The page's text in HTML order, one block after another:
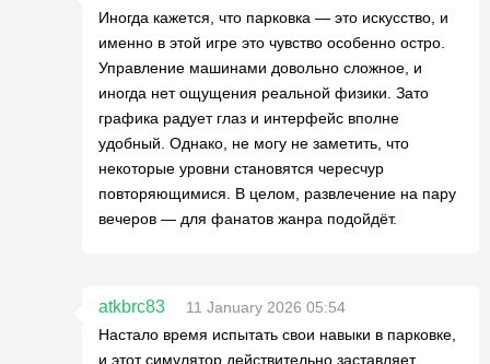
Иногда кажется, что парковка — это искусство, и
именно в этой игре это чувство особенно остро.
Управление машинами довольно сложное, и
иногда нет ощущения реальной физики. Зато
графика радует глаз и интерфейс вполне
удобный. Однако, не могу не заметить, что
некоторые уровни становятся чересчур
повторяющимися. В целом, развлечение на пару
вечеров — для фанатов жанра подойдёт.
atkbrc83
11 January 2026 05:54
Настало время испытать свои навыки в парковке,
и этот симулятор действительно заставляет